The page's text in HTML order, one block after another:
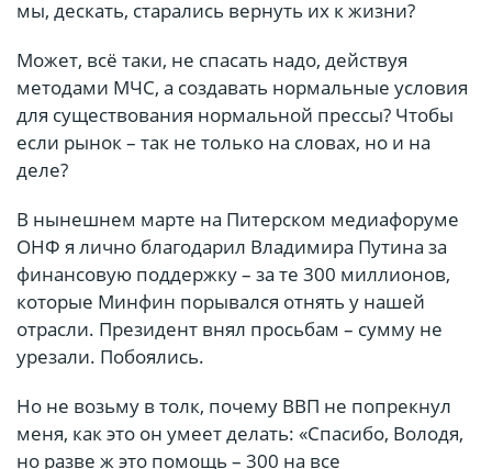
мы, дескать, старались вернуть их к жизни?
Может, всё таки, не спасать надо, действуя
методами МЧС, а создавать нормальные условия
для существования нормальной прессы? Чтобы
если рынок – так не только на словах, но и на
деле?
В нынешнем марте на Питерском медиафоруме
ОНФ я лично благодарил Владимира Путина за
финансовую поддержку – за те 300 миллионов,
которые Минфин порывался отнять у нашей
отрасли. Президент внял просьбам – сумму не
урезали. Побоялись.
Но не возьму в толк, почему ВВП не попрекнул
меня, как это он умеет делать: «Спасибо, Володя,
но разве ж это помощь – 300 на все